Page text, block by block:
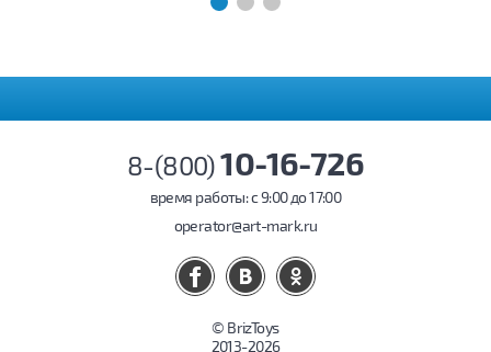
8-(800)10-16-726
время работы: c 9:00 до 17:00
operator@art-mark.ru
© BrizToys
2013-2026